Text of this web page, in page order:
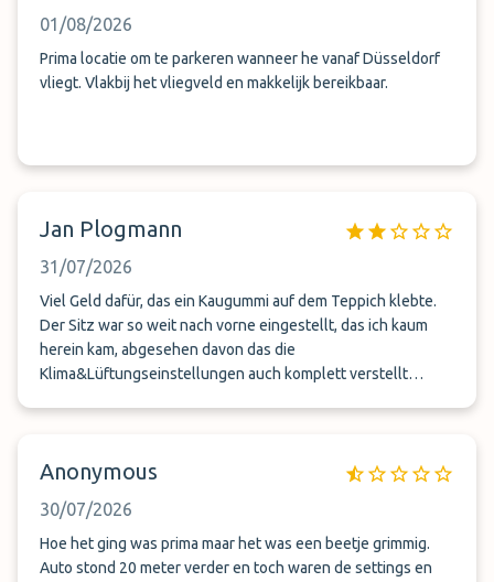
01/08/2026
Prima locatie om te parkeren wanneer he vanaf Düsseldorf
vliegt. Vlakbij het vliegveld en makkelijk bereikbaar.
Jan Plogmann
31/07/2026
Viel Geld dafür, das ein Kaugummi auf dem Teppich klebte.
Der Sitz war so weit nach vorne eingestellt, das ich kaum
herein kam, abgesehen davon das die
Klima&Lüftungseinstellungen auch komplett verstellt
Anonymous
30/07/2026
Hoe het ging was prima maar het was een beetje grimmig.
Auto stond 20 meter verder en toch waren de settings en